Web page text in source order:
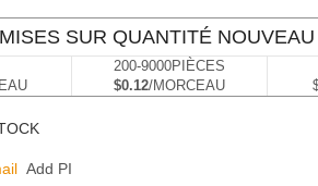
SUR QUANTITÉ
200-9000PIÈCES
$0.12/MORCEAU
Add PI